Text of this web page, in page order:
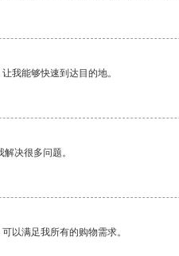
我能够快速到达目的地。
决很多问题。
以满足我所有的购物需求。